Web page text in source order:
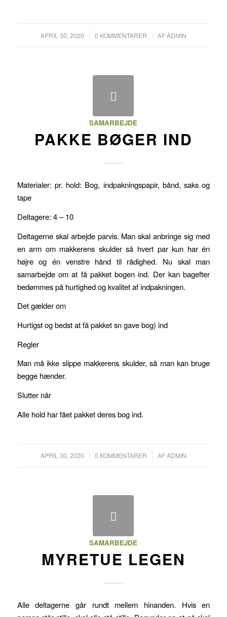
APRIL 30, 2020 0 KOMMENTARER
/ AFADMIN
SAMARBEJDE
PAKKE BØGER IND
Materialer: pr. hold: Bog, indpakningspapir, bånd, saks og
tape
Deltagere: 4 – 10
Deltagerne skal arbejde parvis. Man skal anbringe sig med
en arm om makkerens skulder så hvert par kun har én
højre og én venstre hånd til rådighed. Nu skal man
samarbejde om at få pakket bogen ind. Der kan bagefter
bedømmes på hurtighed og kvalitet af indpakningen.
Det gælder om
Hurtigst og bedst at få pakket sn gave bog) ind
Regler
Man må ikke slippe makkerens skulder, så man kan bruge
begge hænder.
Slutter når
Alle hold har fået pakket deres bog ind.
APRIL 30, 2020 0 KOMMENTARER
/ AFADMIN
SAMARBEJDE
MYRETUE LEGEN
Alle deltagerne går rundt mellem hinanden. Hvis en